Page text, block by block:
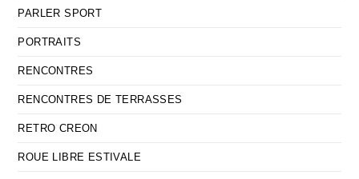
PARLER SPORT
PORTRAITS
RENCONTRES
RENCONTRES DE TERRASSES
RETRO CREON
ROUE LIBRE ESTIVALE